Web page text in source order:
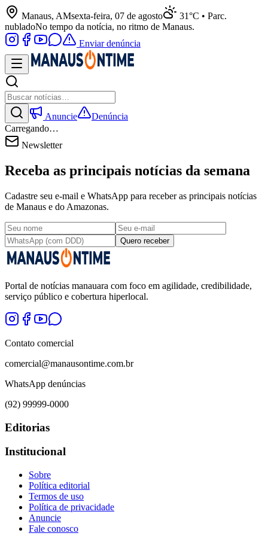
Manaus, AMsexta-feira, 07 de agosto
31°C • Parc.
nubladoNo tempo da notícia, no ritmo de Manaus.
Enviar denúncia
Anuncie
Denúncia
Carregando…
Newsletter
Receba as principais notícias da semana
Cadastre seu e-mail e WhatsApp para receber as principais notícias
de Manaus e do Amazonas.
Quero receber
Portal de notícias manauara com foco em agilidade, credibilidade,
serviço público e cobertura hiperlocal.
Contato comercial
comercial@manausontime.com.br
WhatsApp denúncias
(92) 99999-0000
Editorias
Institucional
Sobre
Política editorial
Termos de uso
Política de privacidade
Anuncie
Fale conosco